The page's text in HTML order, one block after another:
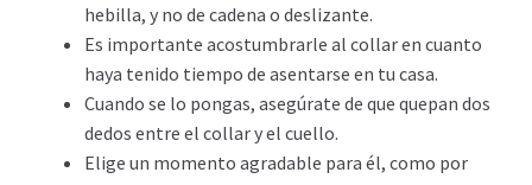
hebilla, y no de cadena o deslizante.
Es importante acostumbrarle al collar en cuanto
haya tenido tiempo de asentarse en tu casa.
Cuando se lo pongas, asegúrate de que quepan dos
dedos entre el collar y el cuello.
Elige un momento agradable para él, como por